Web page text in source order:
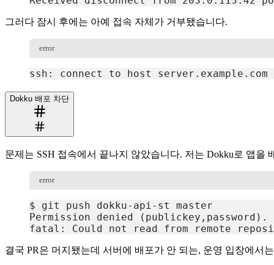
그러다 잠시 후에는 아예 접속 자체가 거부됐습니다.
error
ssh: connect to host
Dokku 배포 차단
문제는 SSH 접속에서 끝나지 않았습니다. 저는 Dokku로 앱을
error
$ git push dokku-api-st master
Permission denied (publickey,password).
fatal: Could not read from remote
결국 PR은 머지됐는데 서버에 배포가 안 되는, 운영 입장에서